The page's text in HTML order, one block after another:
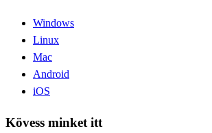
Windows
Linux
Mac
Android
iOS
Kövess minket itt